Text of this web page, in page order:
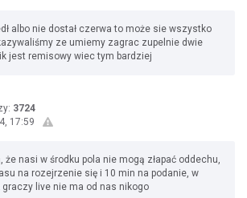
albo nie dostał czerwa to może sie wszystko
ze umiemy zagrac zupelnie dwie
jest remisowy wiec tym bardziej
3724
17:59
że nasi w środku pola nie mogą złapać oddechu,
na rozejrzenie się i 10 min na podanie, w
graczy live nie ma od nas nikogo